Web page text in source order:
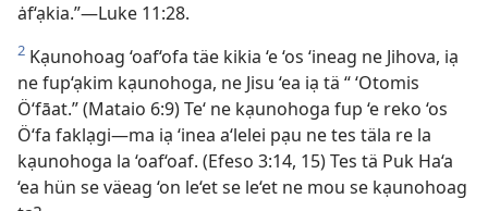
ȧf‘ạkia.”—Luke 11:28.
2 Kạunohoag ‘oaf‘ofa täe kikia ‘e ‘os ‘ineag ne Jihova, iạ
ne fup‘ạkim kạunohoga, ne Jisu ‘ea iạ tä “ ‘Otomis
Ö‘fāat.” (Mataio 6:9) Te‘ ne kạunohoga fup ‘e reko ‘os
Ö‘fa faklạgi—ma iạ ‘inea a‘lelei pạu ne tes täla re la
kạunohoga la ‘oaf‘oaf. (Efeso 3:14, 15) Tes tä Puk Ha‘a
‘ea hün se väeag ‘on le‘et se le‘et ne mou se kạunohoag